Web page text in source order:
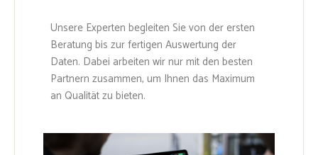
Unsere Experten begleiten Sie von der ersten
Beratung bis zur fertigen Auswertung der
Daten. Dabei arbeiten wir nur mit den besten
Partnern zusammen, um Ihnen das Maximum
an Qualität zu bieten.